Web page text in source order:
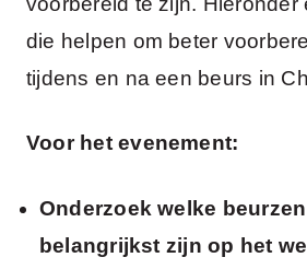
die helpen om beter
tijdens en na een beurs in
Voor het evenement:
Onderzoek welke
belangrijkst zijn op het